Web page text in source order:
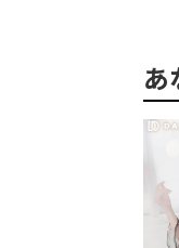
あ